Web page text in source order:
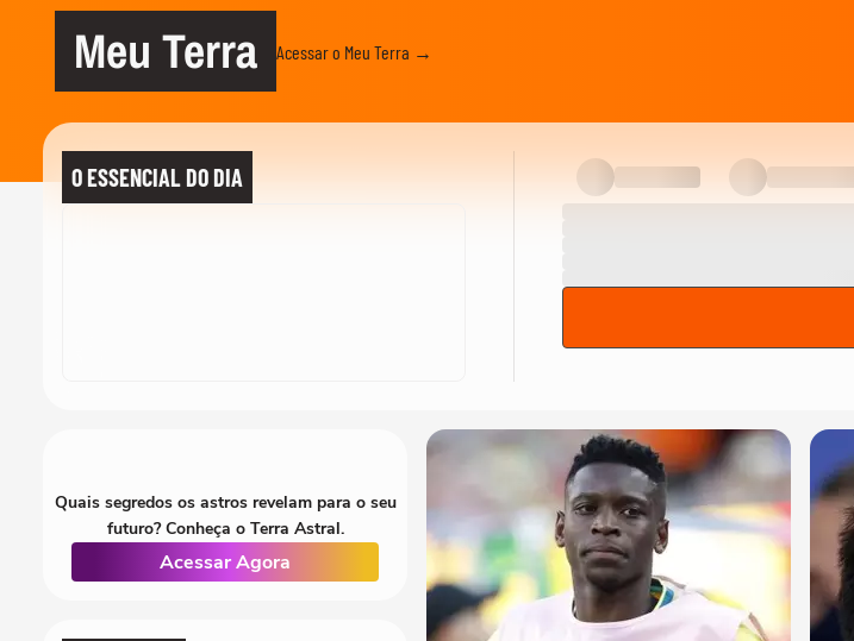
Meu Terra Acessar o Meu Terra →
O ESSENCIAL DO DIA
Quais segredos os astros revelam para o seu
futuro? Conheça o Terra Astral.
Acessar Agora